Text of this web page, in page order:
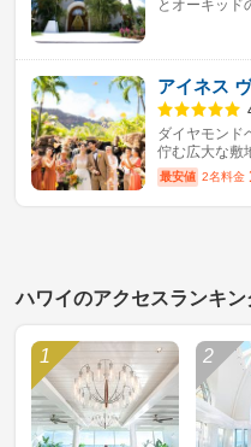
とオーキッド
アイネス
ダイヤモンド
佇む広大な敷
最安値 2名料金
ハワイのアクセスランキン